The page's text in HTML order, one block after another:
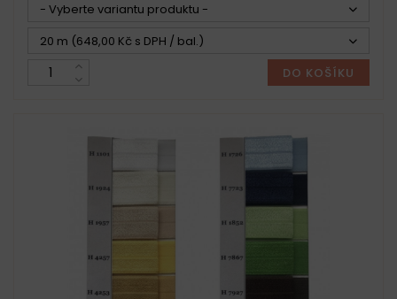
- Vyberte variantu produktu -
20 m (648,00 Kč s DPH / bal.)
DO KOŠÍKU